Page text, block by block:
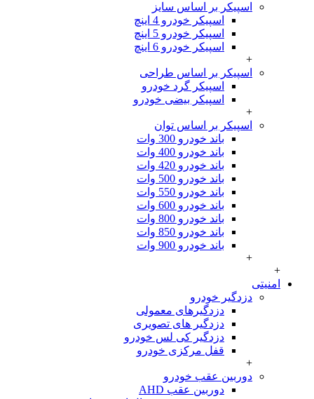
اسپیکر بر اساس سایز
اسپیکر خودرو 4 اینچ
اسپیکر خودرو 5 اینچ
اسپیکر خودرو 6 اینچ
+
اسپیکر بر اساس طراحی
اسپیکر گرد خودرو
اسپیکر بیضی خودرو
+
اسپیکر بر اساس توان
باند خودرو 300 وات
باند خودرو 400 وات
باند خودرو 420 وات
باند خودرو 500 وات
باند خودرو 550 وات
باند خودرو 600 وات
باند خودرو 800 وات
باند خودرو 850 وات
باند خودرو 900 وات
+
+
امنیتی
دزدگیر خودرو
دزدگیرهای معمولی
دزدگیر های تصویری
دزدگیر کی لس خودرو
قفل مرکزی خودرو
+
دوربین عقب خودرو
دوربین عقب AHD